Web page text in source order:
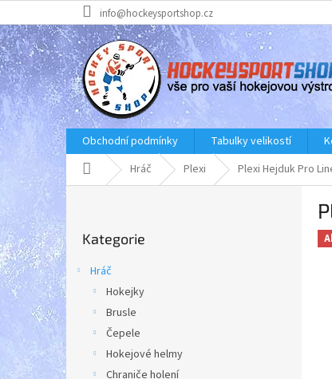
na
obsah
info@hockeysportshop.cz
Obchodní podmínky Tabulky velikostí
Domů Hráč Plexi Plexi Hejduk Pro
P
r
a
n
kategorie
Kategorie
Hráč
Hokejky
Brusle
Čepele
Hokejové helmy
Chraniče holení